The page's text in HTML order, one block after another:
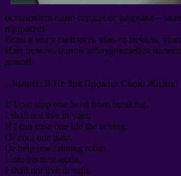
остановить одно сердце от разрыва –
напрасно.
Если я могу смягчить чью-то печаль,
Или помочь одной заблудившейся
домой
- Значит: Я Не Зря Прожил Свою Жизнь!
If I can stop one heart from breaking,
I shall not live in vain;
If I can ease one life the aching,
Or cool one pain,
Or help one fainting robin
Unto his nest again,
I shall not live in vain.